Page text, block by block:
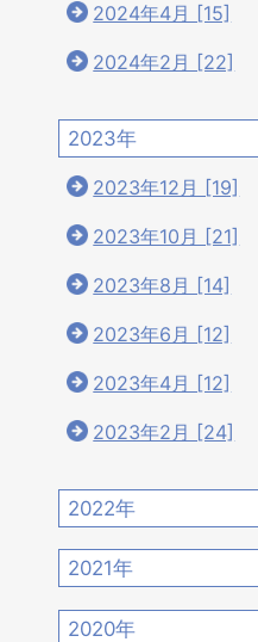
2024年4月 [15]
2024年2月 [22]
2023年
2023年12月 [19]
2023年10月 [21]
2023年8月 [14]
2023年6月 [12]
2023年4月 [12]
2023年2月 [24]
2022年
2022年12月 [15]
2022年10月 [16]
2021年
2021年12月 [18]
2020年